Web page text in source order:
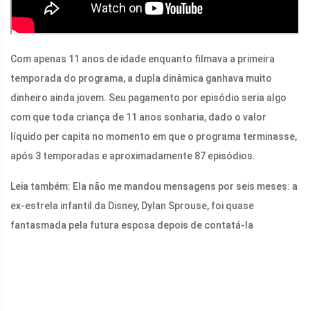
Com apenas 11 anos de idade enquanto filmava a primeira
temporada do programa, a dupla dinâmica ganhava muito
dinheiro ainda jovem. Seu pagamento por episódio seria algo
com que toda criança de 11 anos sonharia, dado o valor
líquido per capita no momento em que o programa terminasse,
após 3 temporadas e aproximadamente 87 episódios.
Leia também: Ela não me mandou mensagens por seis meses: a
ex-estrela infantil da Disney, Dylan Sprouse, foi quase
fantasmada pela futura esposa depois de contatá-la